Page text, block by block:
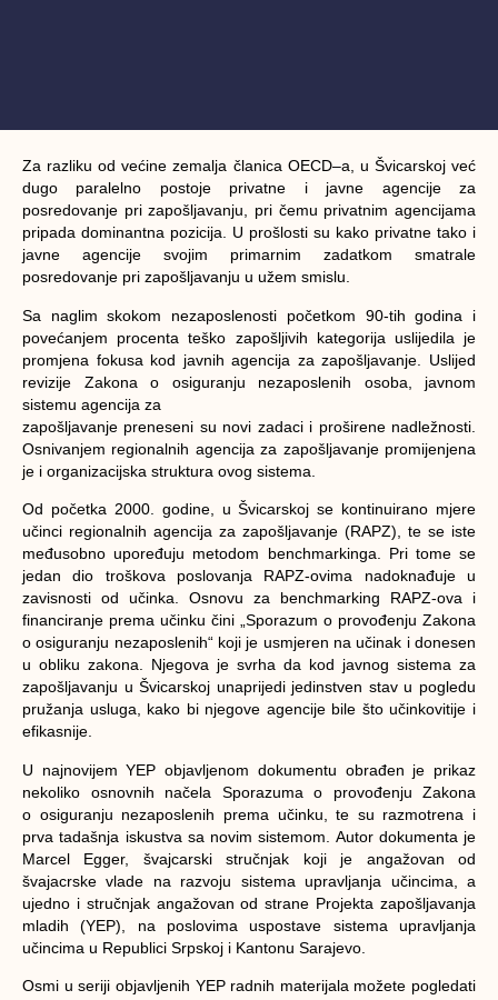
Za razliku od većine zemalja članica OECD–a, u Švicarskoj već
dugo paralelno postoje privatne i javne agencije za
posredovanje pri zapošljavanju, pri čemu privatnim agencijama
pripada dominantna pozicija. U prošlosti su kako privatne tako i
javne agencije svojim primarnim zadatkom smatrale
posredovanje pri zapošljavanju u užem smislu.
Sa naglim skokom nezaposlenosti početkom 90-tih godina i
povećanjem procenta teško zapošljivih kategorija uslijedila je
promjena fokusa kod javnih agencija za zapošljavanje. Uslijed
revizije Zakona o osiguranju nezaposlenih osoba, javnom
sistemu agencija za
zapošljavanje preneseni su novi zadaci i proširene nadležnosti.
Osnivanjem regionalnih agencija za zapošljavanje promijenjena
je i organizacijska struktura ovog sistema.
Od početka 2000. godine, u Švicarskoj se kontinuirano mjere
učinci regionalnih agencija za zapošljavanje (RAPZ), te se iste
međusobno upoređuju metodom benchmarkinga. Pri tome se
jedan dio troškova poslovanja RAPZ-ovima nadoknađuje u
zavisnosti od učinka. Osnovu za benchmarking RAPZ-ova i
financiranje prema učinku čini „Sporazum o provođenju Zakona
o osiguranju nezaposlenih“ koji je usmjeren na učinak i donesen
u obliku zakona. Njegova je svrha da kod javnog sistema za
zapošljavanju u Švicarskoj unaprijedi jedinstven stav u pogledu
pružanja usluga, kako bi njegove agencije bile što učinkovitije i
efikasnije.
U najnovijem YEP objavljenom dokumentu obrađen je prikaz
nekoliko osnovnih načela Sporazuma o provođenju Zakona
o osiguranju nezaposlenih prema učinku, te su razmotrena i
prva tadašnja iskustva sa novim sistemom. Autor dokumenta je
Marcel Egger, švajcarski stručnjak koji je angažovan od
švajacrske vlade na razvoju sistema upravljanja učincima, a
ujedno i stručnjak angažovan od strane Projekta zapošljavanja
mladih (YEP), na poslovima uspostave sistema upravljanja
učincima u Republici Srpskoj i Kantonu Sarajevo.
Osmi u seriji objavljenih YEP radnih materijala možete pogledati